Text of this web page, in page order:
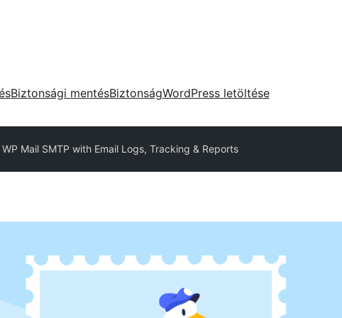
Biztonsági mentésBiztonságWordPress letöltése
WP Mail SMTP with Email Logs, Tracking & Reports